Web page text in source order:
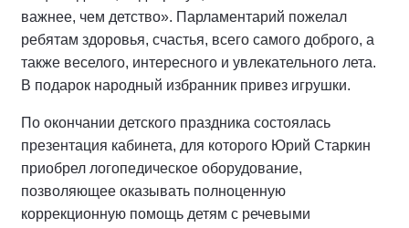
важнее, чем детство». Парламентарий пожелал
ребятам здоровья, счастья, всего самого доброго, а
также веселого, интересного и увлекательного лета.
В подарок народный избранник привез игрушки.
По окончании детского праздника состоялась
презентация кабинета, для которого Юрий Старкин
приобрел логопедическое оборудование,
позволяющее оказывать полноценную
коррекционную помощь детям с речевыми